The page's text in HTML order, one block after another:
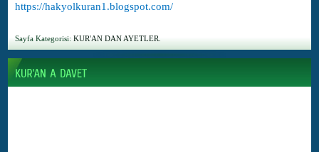
https://hakyolkuran1.blogspot.com/
Sayfa Kategorisi: KUR'AN DAN AYETLER.